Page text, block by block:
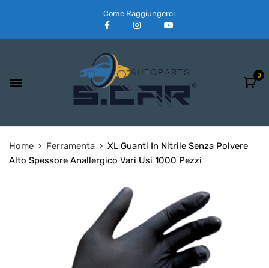
Come Raggiungerci
0
Home Ferramenta
XL Guanti In Nitrile Senza Polvere
Alto Spessore Anallergico Vari Usi 1000 Pezzi